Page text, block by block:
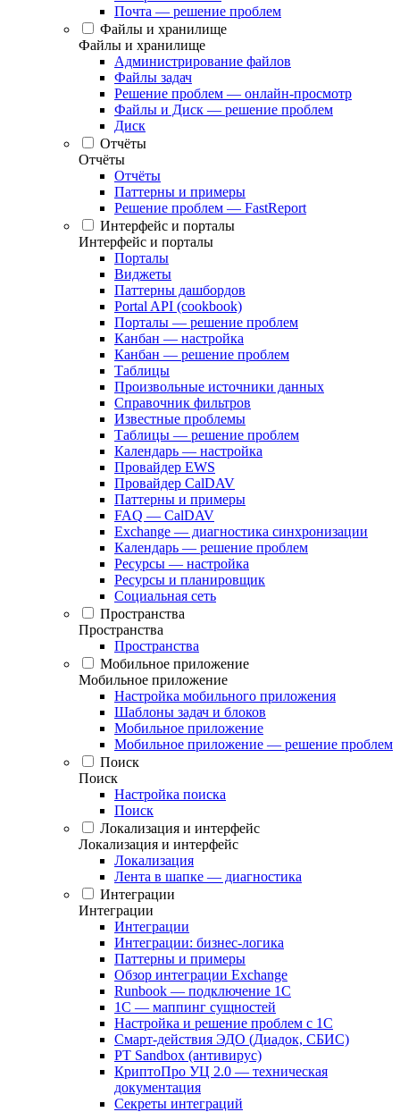
Почта — решение проблем
Файлы и хранилище
Файлы и хранилище
Администрирование файлов
Файлы задач
Решение проблем — онлайн-просмотр
Файлы и Диск — решение проблем
Диск
Отчёты
Отчёты
Отчёты
Паттерны и примеры
Решение проблем — FastReport
Интерфейс и порталы
Интерфейс и порталы
Порталы
Виджеты
Паттерны дашбордов
Portal API (cookbook)
Порталы — решение проблем
Канбан — настройка
Канбан — решение проблем
Таблицы
Произвольные источники данных
Справочник фильтров
Известные проблемы
Таблицы — решение проблем
Календарь — настройка
Провайдер EWS
Провайдер CalDAV
Паттерны и примеры
FAQ — CalDAV
Exchange — диагностика синхронизации
Календарь — решение проблем
Ресурсы — настройка
Ресурсы и планировщик
Социальная сеть
Пространства
Пространства
Пространства
Мобильное приложение
Мобильное приложение
Настройка мобильного приложения
Шаблоны задач и блоков
Мобильное приложение
Мобильное приложение — решение проблем
Поиск
Поиск
Настройка поиска
Поиск
Локализация и интерфейс
Локализация и интерфейс
Локализация
Лента в шапке — диагностика
Интеграции
Интеграции
Интеграции
Интеграции: бизнес-логика
Паттерны и примеры
Обзор интеграции Exchange
Runbook — подключение 1С
1С — маппинг сущностей
Настройка и решение проблем с 1С
Смарт-действия ЭДО (Диадок, СБИС)
PT Sandbox (антивирус)
КриптоПро УЦ 2.0 — техническая
документация
Секреты интеграций